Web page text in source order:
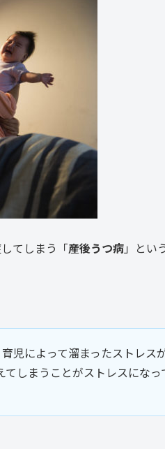
てしまう「産後うつ病」とい
児によって溜まったストレス
しまうことがストレスになっ